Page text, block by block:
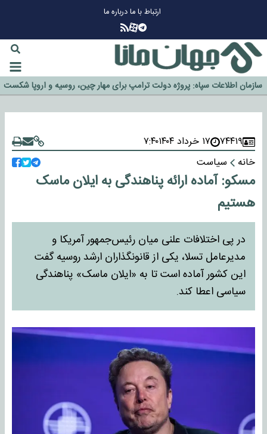
ارتباط با مادرباره ما
گزینه جدایی اوسمار روی میز مدیران پرسپولیس
آیا رئیس جمهور آمریکا قانون را دور می‌زند؟
اخراج رسمی چهره نامدار از پرسپولیس
سازمان اطلاعات سپاه: پروژه دولت ترامپ برای مهار چین، روسیه و اروپا شکست
۷۴۴۱۹ ۱۷ خرداد ۱۴۰۴
۷:۴۰
خانه
سیاست
مسکو: آماده ارائه پناهندگی به ایلان ماسک
هستیم
در پی اختلافات علنی میان رئیس‌جمهور آمریکا و
مدیرعامل تسلا، یکی از قانونگذاران ارشد روسیه گفت
این کشور آماده است تا به «ایلان ماسک» پناهندگی
سیاسی اعطا کند.